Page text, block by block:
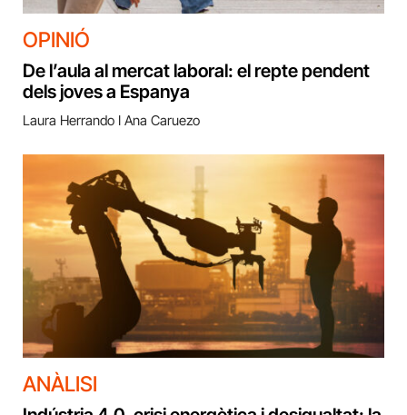
OPINIÓ
De l’aula al mercat laboral: el repte pendent
dels joves a Espanya
Laura Herrando I Ana Caruezo
ANÀLISI